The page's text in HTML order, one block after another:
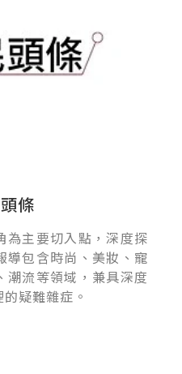
條
為主要切入點，深度探
導包含時尚、美妝、寵
潮流等領域，兼具深度
疑難雜症。